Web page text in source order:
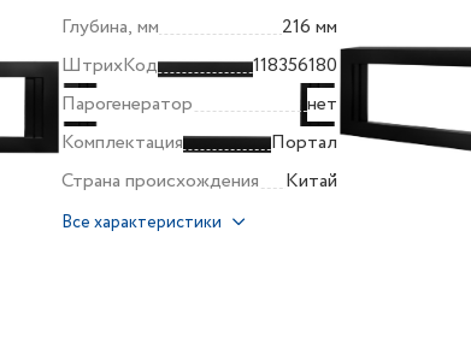
Глубина, мм
216 мм
ШтрихКод
118356180
Парогенератор
нет
Комплектация
Портал
Страна происхождения
Китай
Все характеристики